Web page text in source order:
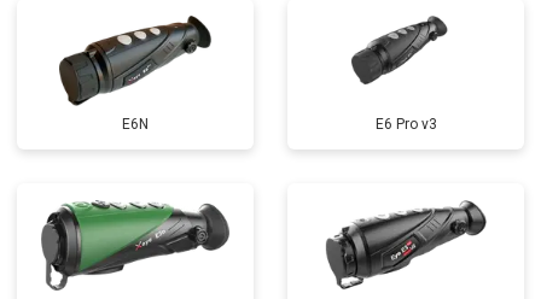
E6N E6 Pro v3